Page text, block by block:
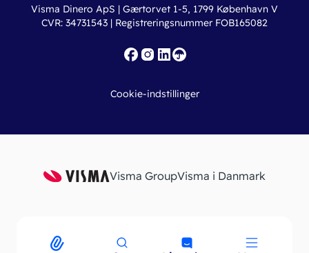
Erhvervslån
Fakturaskabeloner
Online regnskabskurser
Ny virksomhed
Iværksætterlegat
Visma Dinero ApS | Gærtorvet 1-5, 1799 København V
CVR: 34731543 | Registreringsnummer FOB165082
Cookie-indstillinger
Visma GroupVisma i Danmark